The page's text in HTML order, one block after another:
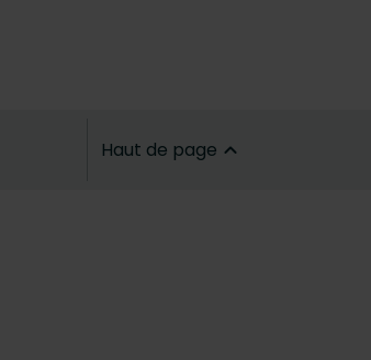
Haut de page